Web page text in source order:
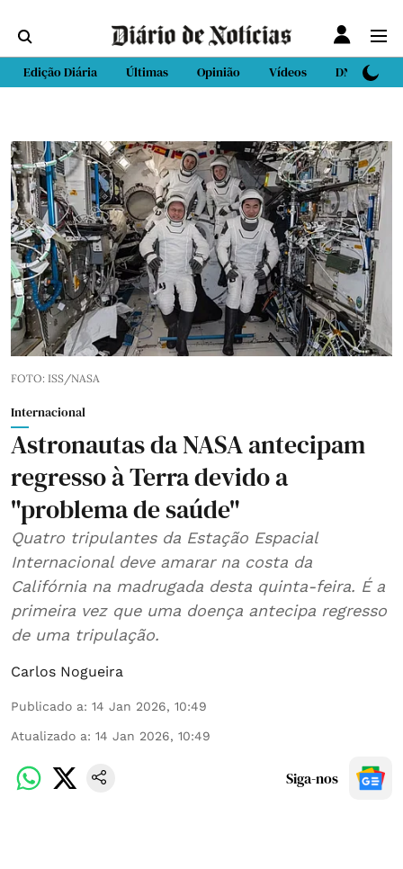
Edição Diária Últimas Opinião Vídeos DN Sport
FOTO: ISS/NASA
Internacional
Astronautas da NASA antecipam
regresso à Terra devido a
"problema de saúde"
Quatro tripulantes da Estação Espacial
Internacional deve amarar na costa da
Califórnia na madrugada desta quinta-feira. É a
primeira vez que uma doença antecipa regresso
de uma tripulação.
Carlos Nogueira
Publicado a: 14 Jan 2026, 10:49
Atualizado a: 14 Jan 2026, 10:49
Siga-nos